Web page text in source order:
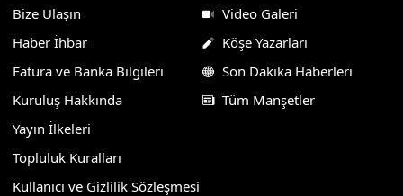
Bize Ulaşın
Haber İhbar
Fatura ve Banka Bilgileri
Kuruluş Hakkında
Yayın İlkeleri
Topluluk Kuralları
Kullanıcı ve Gizlilik Sözleşmesi
Video Galeri
Köşe Yazarları
Son Dakika Haberleri
Tüm Manşetler